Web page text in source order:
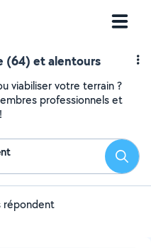
(64) et alentours
viabiliser votre terrain ?
professionnels et
répondent